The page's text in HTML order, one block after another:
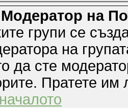
на
групи се
на
да сте
Пратете